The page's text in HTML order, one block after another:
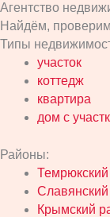
Агентство
Найдём,
Типы
участок
коттедж
квартира
дом с
Районы:
Крымский